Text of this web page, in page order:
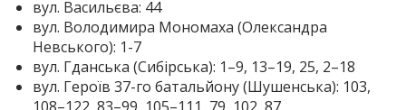
вул. Васильєва: 44
вул. Володимира Мономаха (Олександра
Невського): 1-7
вул. Гданська (Сибірська): 1–9, 13–19, 25, 2–18
вул. Героїв 37-го батальйону (Шушенська): 103,